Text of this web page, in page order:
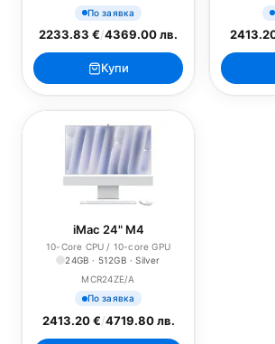
По заявка
2233.83 €/4369.00 лв.
Купи
iMac 24" M4
10-Core CPU / 10-core GPU
24GB · 512GB · Silver
MCR24ZE/A
По заявка
2413.20 €/4719.80 лв.